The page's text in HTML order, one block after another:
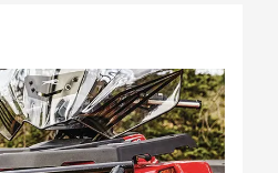
IPM Print green metallic
GT
black-green 01